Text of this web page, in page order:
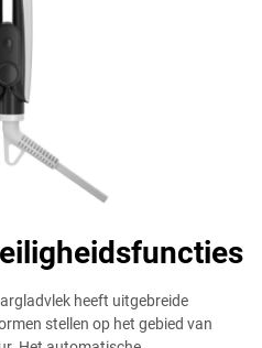
heeft uitgebreide
stellen op het gebied van